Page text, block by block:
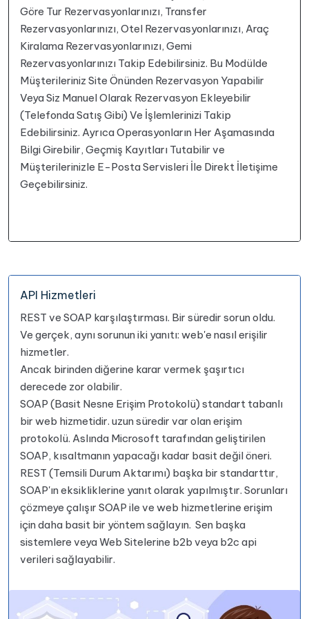
Göre Tur Rezervasyonlarınızı, Transfer
Rezervasyonlarınızı, Otel Rezervasyonlarınızı, Araç
Kiralama Rezervasyonlarınızı, Gemi
Rezervasyonlarınızı Takip Edebilirsiniz. Bu Modülde
Müşterileriniz Site Önünden Rezervasyon Yapabilir
Veya Siz Manuel Olarak Rezervasyon Ekleyebilir
(Telefonda Satış Gibi) Ve İşlemlerinizi Takip
Edebilirsiniz. Ayrıca Operasyonların Her Aşamasında
Bilgi Girebilir, Geçmiş Kayıtları Tutabilir ve
Müşterilerinizle E-Posta Servisleri İle Direkt İletişime
Geçebilirsiniz.
API Hizmetleri
REST ve SOAP karşılaştırması. Bir süredir sorun oldu.
Ve gerçek, aynı sorunun iki yanıtı: web'e nasıl erişilir
hizmetler.
Ancak birinden diğerine karar vermek şaşırtıcı
derecede zor olabilir.
SOAP (Basit Nesne Erişim Protokolü) standart tabanlı
bir web hizmetidir. uzun süredir var olan erişim
protokolü. Aslında Microsoft tarafından geliştirilen
SOAP, kısaltmanın yapacağı kadar basit değil öneri.
REST (Temsili Durum Aktarımı) başka bir standarttır,
SOAP'ın eksikliklerine yanıt olarak yapılmıştır. Sorunları
çözmeye çalışır SOAP ile ve web hizmetlerine erişim
için daha basit bir yöntem sağlayın. Sen başka
sistemlere veya Web Sitelerine b2b veya b2c api
verileri sağlayabilir.